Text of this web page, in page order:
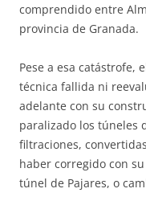
comprendido entre
provincia de Granada.
Pese a esa catástrofe,
técnica fallida ni
adelante con su
paralizado los túneles
filtraciones,
haber corregido con
túnel de Pajares, o